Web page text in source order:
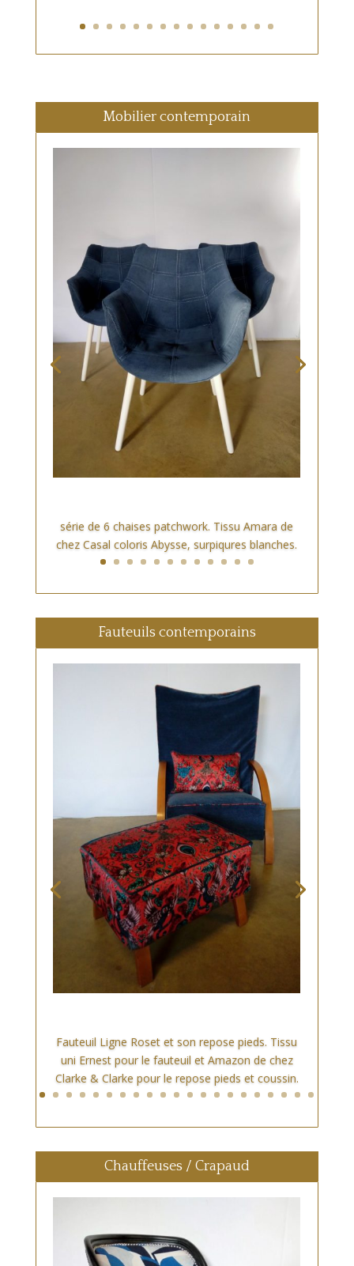
Mobilier contemporain
série de 6 chaises patchwork. Tissu Amara de
chez Casal coloris Abysse, surpiqures blanches.
Fauteuils contemporains
Fauteuil Ligne Roset et son repose pieds. Tissu
uni Ernest pour le fauteuil et Amazon de chez
Clarke & Clarke pour le repose pieds et coussin.
Chauffeuses / Crapaud